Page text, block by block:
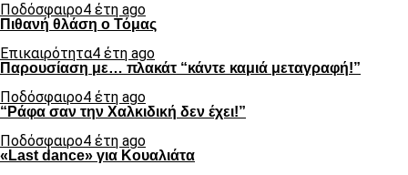
Ποδόσφαιρο4 έτη ago
Πιθανή θλάση ο Τόμας
Επικαιρότητα4 έτη ago
Παρουσίαση με… πλακάτ “κάντε καμιά μεταγραφή!”
Ποδόσφαιρο4 έτη ago
“Ράφα σαν την Χαλκιδική δεν έχει!”
Ποδόσφαιρο4 έτη ago
«Last dance» για Κουαλιάτα